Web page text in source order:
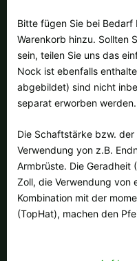
Bitte fügen Sie bei
Warenkorb hinzu. Sollten
sein, teilen Sie uns das
Nock ist ebenfalls
abgebildet) sind nicht
separat erworben werden.
Die Schaftstärke bzw.
Verwendung yon z.B.
Armbrüste. Die Geradheit
Zoll, die Verwendung von
Kombination mit der
(TopHat), machen den